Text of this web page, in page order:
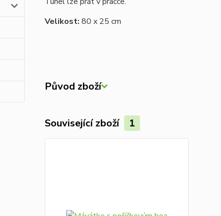
Velikost: 80 x 25 cm
Původ zboží
Související zboží 1